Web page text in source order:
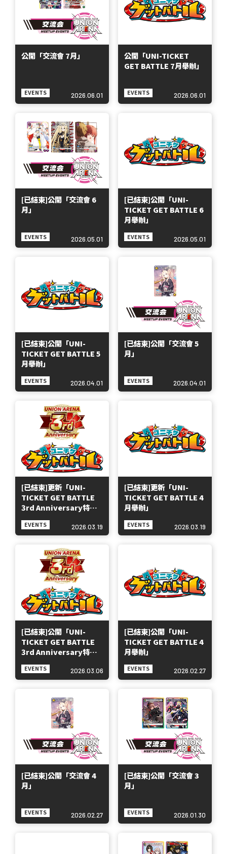
公開「交流會 7月」
EVENTS 2026.06.01
公開「UNI-TICKET
GET BATTLE 7月舉辦」
EVENTS 2026.06.01
[已結束]公開「交流會 6
月」
EVENTS 2026.05.01
[已結束]公開「UNI-
TICKET GET BATTLE 6
月舉辦」
EVENTS 2026.05.01
[已結束]公開「UNI-
TICKET GET BATTLE 5
月舉辦」
EVENTS 2026.04.01
[已結束]公開「交流會 5
月」
EVENTS 2026.04.01
[已結束]更新「UNI-
TICKET GET BATTLE
3rd Anniversary特別
版」
EVENTS 2026.03.19
[已結束]更新「UNI-
TICKET GET BATTLE 4
月舉辦」
EVENTS 2026.03.19
[已結束]公開「UNI-
TICKET GET BATTLE
3rd Anniversary特別
EVENTS 2026.03.06
[已結束]公開「UNI-
TICKET GET BATTLE 4
月舉辦」
EVENTS 2026.02.27
[已結束]公開「交流會 4
月」
EVENTS 2026.02.27
[已結束]公開「交流會 3
月」
EVENTS 2026.01.30